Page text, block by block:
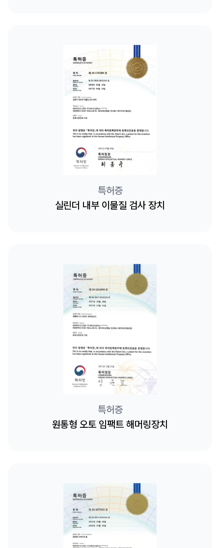
특허증
실린더 내부 이물질 검사 장치
특허증
원통형 오토 임팩트 해머링장치